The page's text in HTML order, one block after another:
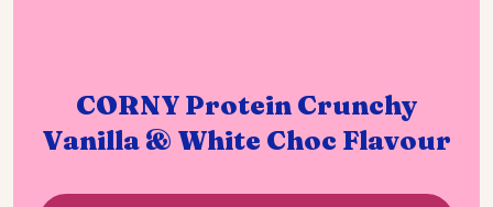
CORNY Protein Crunchy
Vanilla & White Choc Flavour